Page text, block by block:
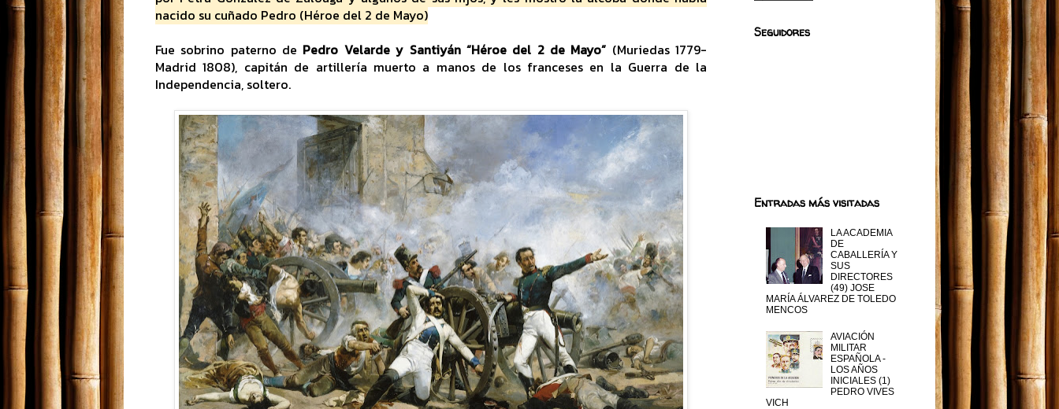
nacido su cuñado Pedro (Héroe del 2 de Mayo)
Fue sobrino paterno de Pedro Velarde y Santiyán “Héroe del 2 de Mayo” (Muriedas 1779-
Madrid 1808), capitán de artillería muerto a manos de los franceses en la Guerra de la
Independencia, soltero.
Seguidores
Entradas más visitadas
LA ACADEMIA
DE
CABALLERÍA Y
SUS
DIRECTORES
(49) JOSE
MARÍA ÁLVAREZ DE TOLEDO
MENCOS
AVIACIÓN
MILITAR
ESPAÑOLA -
LOS AÑOS
INICIALES (1)
PEDRO VIVES
VICH